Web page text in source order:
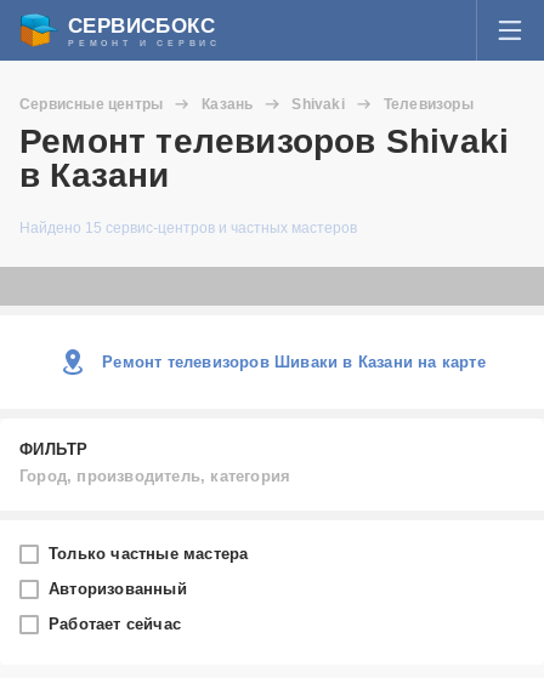
СЕРВИСБОКС
РЕМОНТ И СЕРВИС
Я забыл пароль
СЕРВИСЫ И МАСТЕРА
ЗАДАТЬ ВОПРОС МАСТЕРАМ
Сервисные центры Казань Shivaki Телевизоры
Ремонт телевизоров Shivaki
в Казани
Найдено 15 сервис-центров и частных мастеров
Ремонт телевизоров Шиваки в Казани на карте
ФИЛЬТР
Город, производитель, категория
Казань
Производитель
Только частные мастера
Авторизованный
Работает сейчас